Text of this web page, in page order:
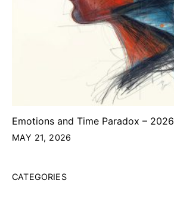
Emotions and Time Paradox – 2026
MAY 21, 2026
CATEGORIES